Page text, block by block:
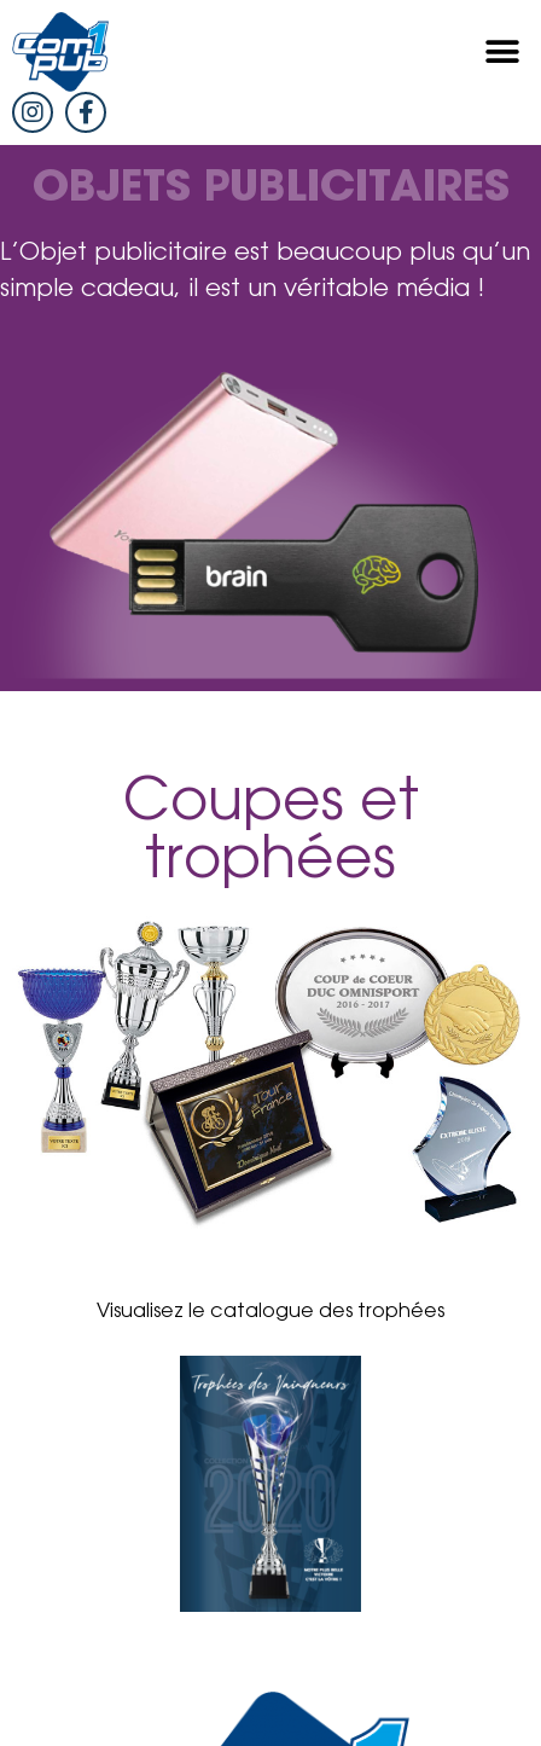
OBJETS PUBLICITAIRES
L’Objet publicitaire est beaucoup plus qu’un
simple cadeau, il est un véritable média !
Coupes et
trophées
Visualisez le catalogue des trophées